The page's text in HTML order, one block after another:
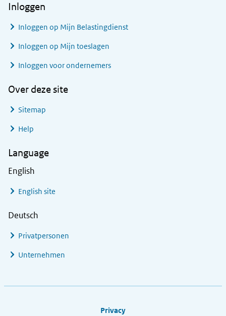
Inloggen
Inloggen op Mijn Belastingdienst
Inloggen op Mijn toeslagen
Inloggen voor ondernemers
Over deze site
Sitemap
Help
Language
English
English site
Deutsch
Privatpersonen
Unternehmen
Privacy